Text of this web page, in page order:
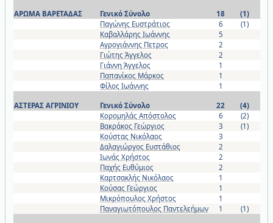
ΑΡΩΜΑ ΒΑΡΕΤΑΔΑΣ Γενικό Σύνολο 18
(1)
Παγώνης Ευστράτιος
6
(1)
Καβαλλάρης Ιωάννης
5
Αγρογιάννης Πετρος
2
Γιώτης Άγγελος
2
Γιάννη Άγγελος
1
Παπανίκος Μάρκος
1
Φίλος Ιωάννης
1
ΑΣΤΕΡΑΣ ΑΓΡΙΝΙΟΥ Γενικό Σύνολο 22
(4)
Κορομηλάς Απόστολος
6
(2)
Βακράκος Γεώργιος
3
(1)
Κούστας Νικόλαος
3
Δαλαγιώργος Ευστάθιος
2
Ιωνάς Χρήστος
2
Παχής Ευθύμιος
2
Καρτσακλής Νικόλαος
1
Κούσας Γεώργιος
1
Μικρόπουλος Χρήστος
1
Παναγιωτόπουλος Παντελεήμων
1 (1)